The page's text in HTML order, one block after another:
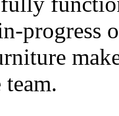
progress